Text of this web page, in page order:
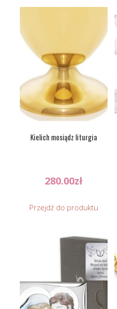
Kielich mosiądz liturgia
280.00zł
Przejdź do produktu